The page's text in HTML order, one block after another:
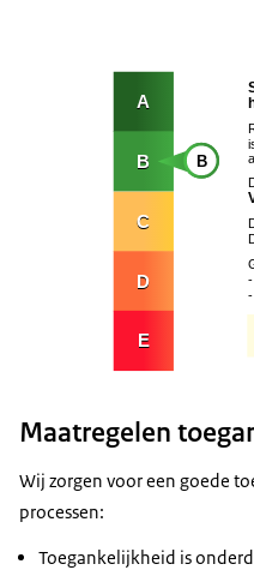
Maatregelen
Wij zorgen voor een goede
processen:
Toegankelijkheid is